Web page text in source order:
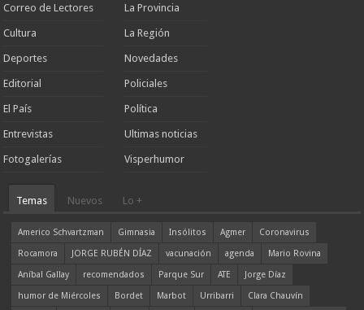
Correo de Lectores
Cultura
Deportes
Editorial
El País
Entrevistas
Fotogalerías
La Provincia
La Región
Novedades
Policiales
Política
Ultimas noticias
Visperhumor
Temas Nuevos Lo +
Americo Schvartzman Gimnasia Insólitos Agmer
Coronavirus
Rocamora
JORGE RUBÉN DÍAZ vacunación agenda
Mario Rovina
Aníbal Gallay
recomendados Parque Sur ATE
Jorge Díaz
humor de Miércoles
Bordet Marbot Urribarri
Clara Chauvín